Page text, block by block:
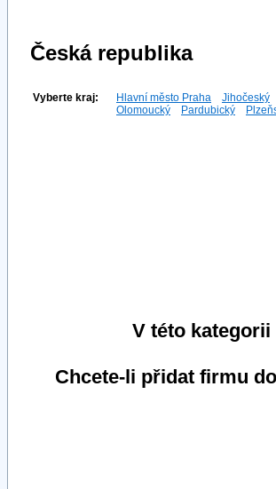
Česká republika
Vyberte kraj: Hlavní město Praha Jihočeský
Olomoucký
Pardubický
V této
Chcete-li přidat firmu